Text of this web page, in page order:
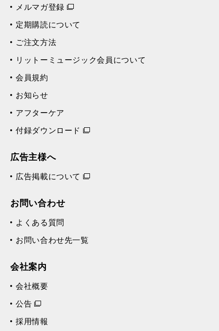
メルマガ登録
定期購読について
ご注文方法
リットーミュージック会員について
会員規約
お知らせ
アフターケア
付録ダウンロード
広告主様へ
広告掲載について
お問い合わせ
よくある質問
お問い合わせ先一覧
会社案内
会社概要
公告
採用情報